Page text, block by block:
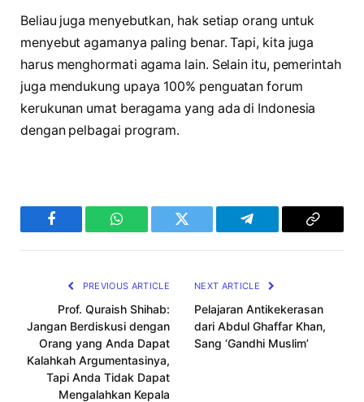
Beliau juga menyebutkan, hak setiap orang untuk
menyebut agamanya paling benar. Tapi, kita juga
harus menghormati agama lain. Selain itu, pemerintah
juga mendukung upaya 100% penguatan forum
kerukunan umat beragama yang ada di Indonesia
dengan pelbagai program.
Facebook WhatsAppTwitter Telegram
Copy
PREVIOUS ARTICLE
Prof. Quraish Shihab:
Jangan Berdiskusi dengan
Orang yang Anda Dapat
Kalahkah Argumentasinya,
Tapi Anda Tidak Dapat
Mengalahkan Kepala
NEXT ARTICLE
Pelajaran Antikekerasan
dari Abdul Ghaffar Khan,
Sang ‘Gandhi Muslim’